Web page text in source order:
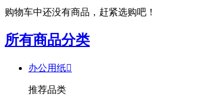
购物车中还没有商品，赶紧选购吧！
所有商品分类
办公用纸
推荐品类